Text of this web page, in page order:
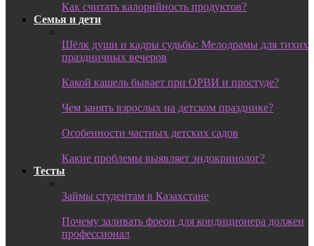
Как считать калорийность продуктов?
Семья и дети
Шёлк души и кадры судьбы: Мелодрамы для тихих
праздничных вечеров
Какой кашель бывает при ОРВИ и простуде?
Чем занять взрослых на детском празднике?
Особенности частных детских садов
Какие проблемы выявляет эндокринолог?
Тесты
Займы студентам в Казахстане
Почему заливать фреон для кондиционера должен
профессионал